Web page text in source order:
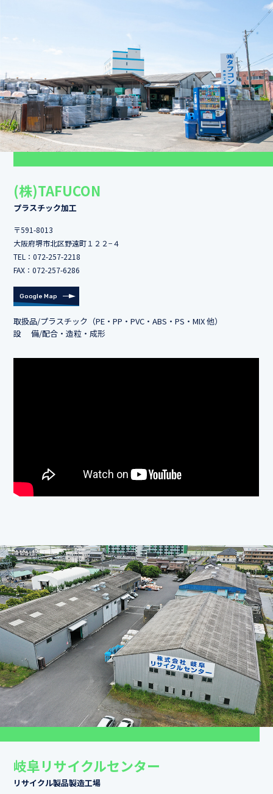
(株)TAFUCON
プラスチック加工
〒591-8013
大阪府堺市北区野遠町１２２−４
TEL：072-257-2218
FAX：072-257-6286
Google Map
取扱品/プラスチック（PE・PP・PVC・ABS・PS・MIX 他）
設 備/配合・造粒・成形
岐阜リサイクルセンター
リサイクル製品製造工場